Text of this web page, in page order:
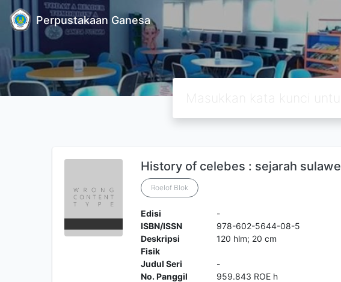
Perpustakaan Ganesa
History of celebes : sejarah
Roelof Blok
Edisi
-
ISBN/ISSN
978-602-5644-08-5
Deskripsi
Fisik
120 hlm; 20 cm
Judul Seri
-
No. Panggil
959.843 ROE h